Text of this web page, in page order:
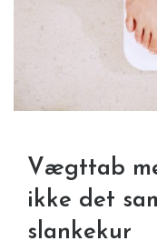
Vægttab
ikke det
slankekur